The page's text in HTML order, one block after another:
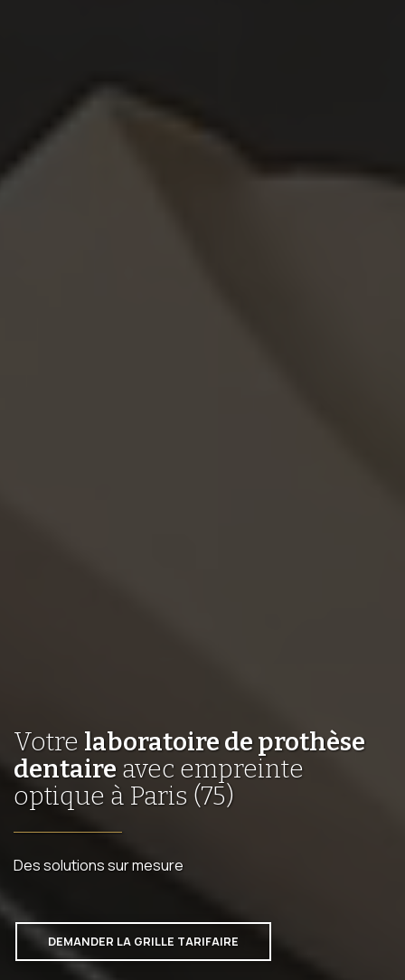
Votre laboratoire de prothèse
dentaire avec empreinte
optique à Paris (75)
Des solutions sur mesure
DEMANDER LA GRILLE TARIFAIRE